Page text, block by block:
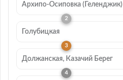
Архипо-Осиповка (Геленджик)
Голубицкая
Должанская, Казачий Берег